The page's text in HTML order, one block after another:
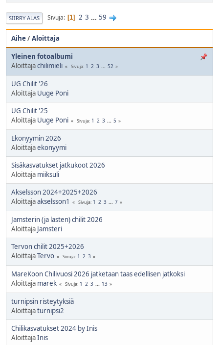
SIIRRY ALAS Sivuja 1 2 3 ... 59
Aihe/Aloittaja
Yleinen fotoalbumi
Aloittajachilimieli Sivuja 1 2 3 ... 52
UG Chilit '26
Aloittaja Uuge Poni
UG Chilit '25
Aloittaja Uuge Poni Sivuja 1 2 3 ... 5
Ekonyymin 2026
Aloittajaekonyymi
Sisäkasvatukset jatkukoot 2026
Aloittaja miiksuli
Akselsson 2024+2025+2026
Aloittajaakselsson1 Sivuja 1 2 3 ... 7
Jamsterin (ja lasten) chilit 2026
Aloittaja Jamsteri
Tervon chilit 2025+2026
AloittajaTervo Sivuja 1 2 3
MareKoon Chilivuosi 2026 jatketaan taas edellisen jatkoksi
Aloittaja marek Sivuja 1 2 3 ... 13
turnipsin risteytyksiä
Aloittajaturnipsi2
Chilikasvatukset 2024 by Inis
AloittajaInis